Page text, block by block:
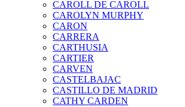
CAROLL DE CAROLL
CAROLYN MURPHY
CARON
CARRERA
CARTHUSIA
CARTIER
CARVEN
CASTELBAJAC
CASTILLO DE MADRID
CATHY CARDEN